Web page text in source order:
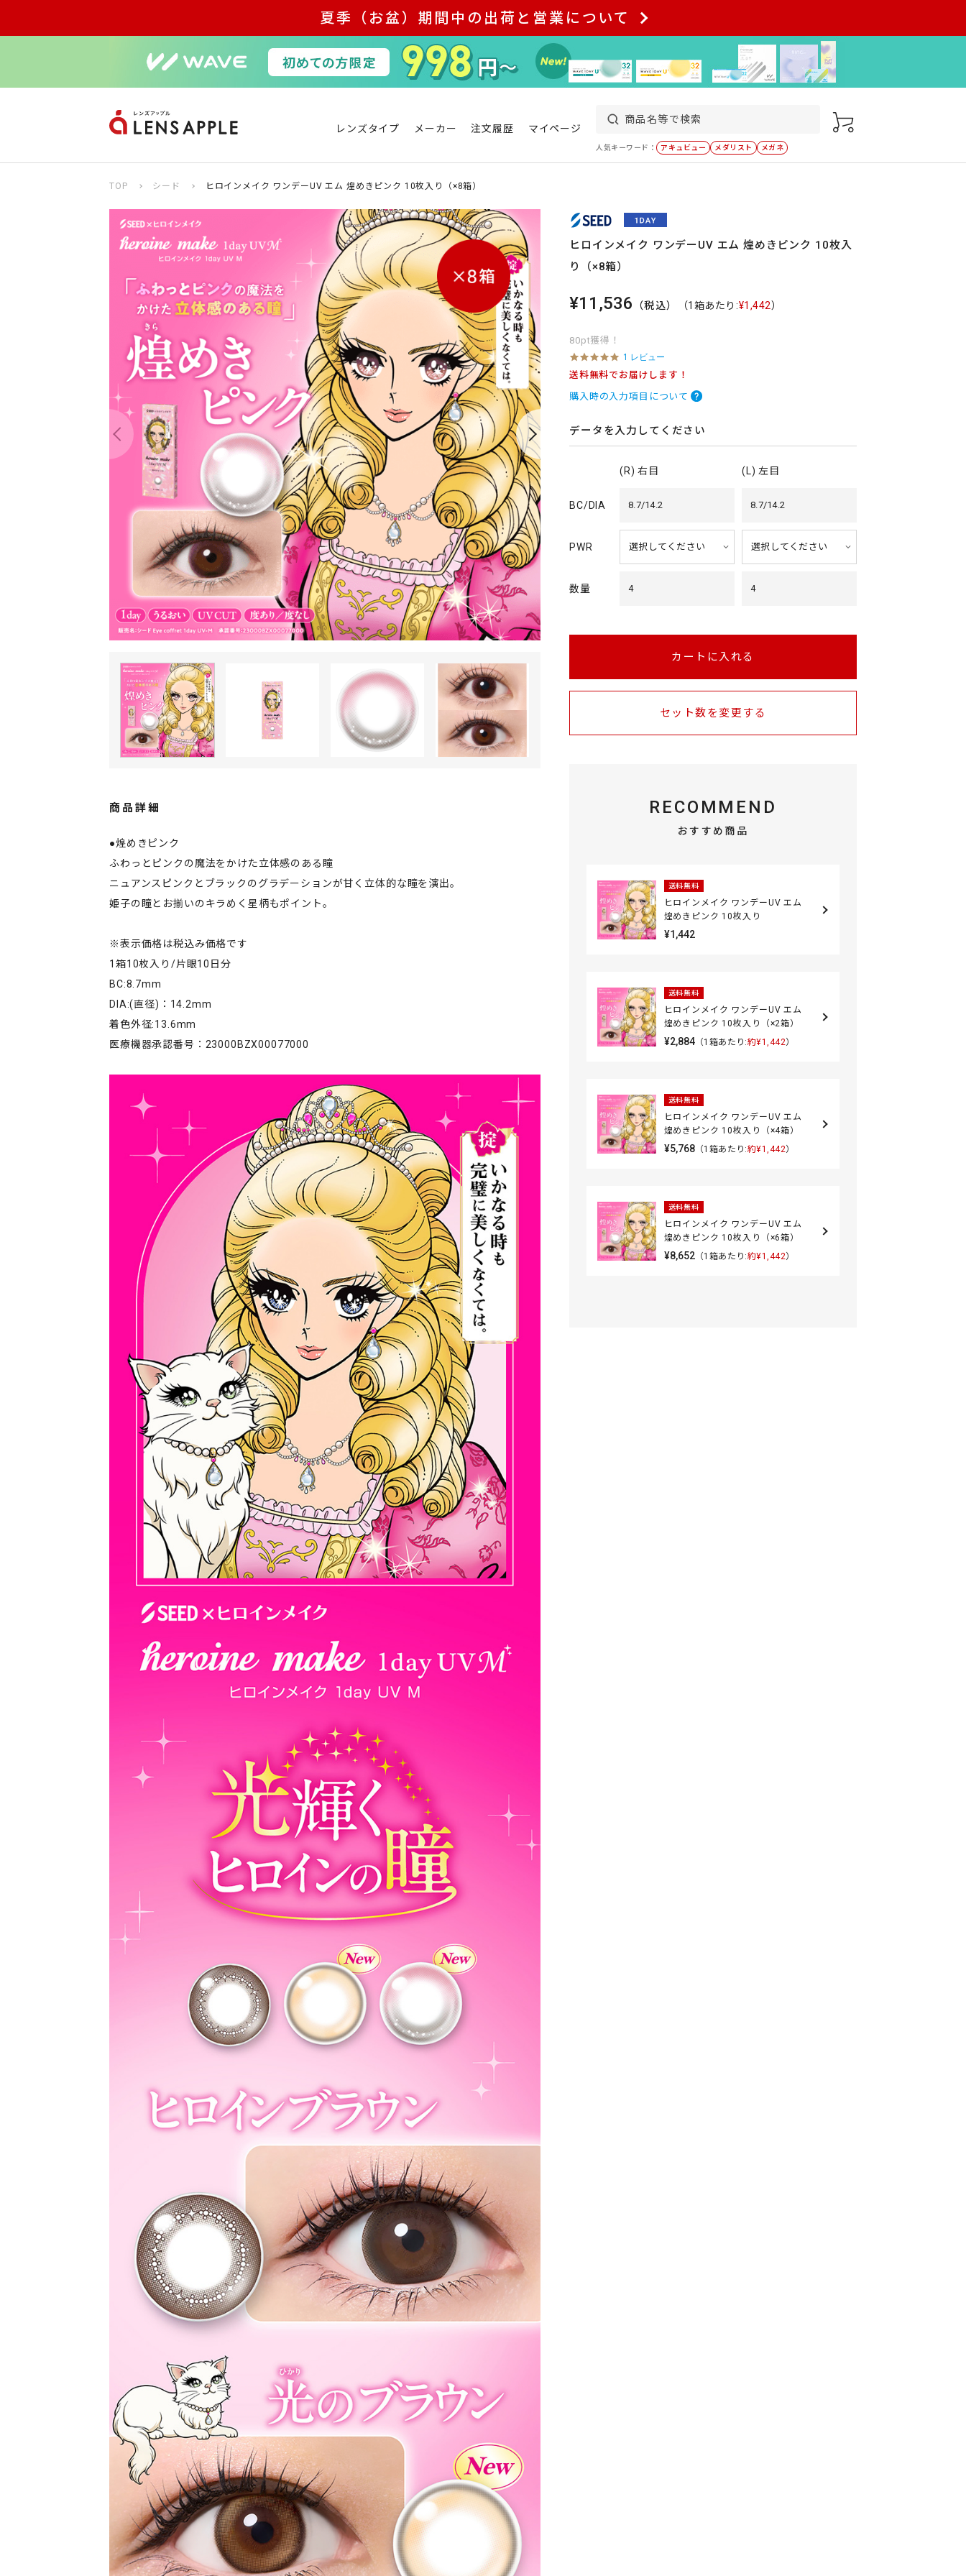
夏季（お盆）期間中の出荷と営業について
レンズタイプ メーカー 注文履歴 マイページ
人気キーワード： アキュビュー メダリスト メガネ
TOP シード ヒロインメイク ワンデーUV エム 煌めきピンク 10枚入り（×8箱）
商品詳細
●煌めきピンク
ふわっとピンクの魔法をかけた立体感のある瞳
ニュアンスピンクとブラックのグラデーションが甘く立体的な瞳を演出。
姫子の瞳とお揃いのキラめく星柄もポイント。
※表示価格は税込み価格です
1箱10枚入り/片眼10日分
BC:8.7mm
DIA:(直径)：14.2mm
着色外径:13.6mm
医療機器承認番号：23000BZX00077000
ヒロインメイク ワンデーUV エム 煌めきピンク 10枚入
り（×8箱）
¥11,536 （税込） （1箱あたり:¥1,442）
80pt獲得！
5
.
0
s
r
r
t
i
1 レビュー
送料無料でお届けします！
購入時の入力項目について
データを入力してください
(R) 右目 (L) 左目
BC/DIA 8.7/14.2 8.7/14.2
PWR
数量 4 4
カートに入れる
セット数を変更する
RECOMMEND
おすすめ商品
送料無料
ヒロインメイク ワンデーUV エム
煌めきピンク 10枚入り
¥1,442
送料無料
ヒロインメイク ワンデーUV エム
煌めきピンク 10枚入り（×2箱）
¥2,884（1箱あたり:約¥1,442）
送料無料
ヒロインメイク ワンデーUV エム
煌めきピンク 10枚入り（×4箱）
¥5,768（1箱あたり:約¥1,442）
送料無料
ヒロインメイク ワンデーUV エム
煌めきピンク 10枚入り（×6箱）
¥8,652（1箱あたり:約¥1,442）